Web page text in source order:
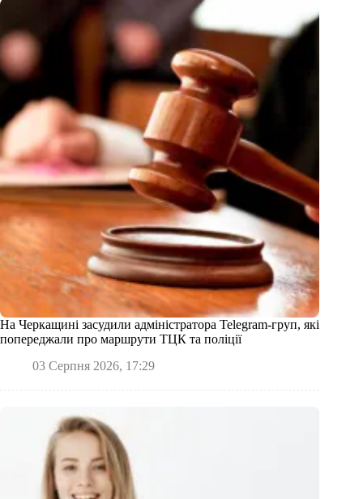
На Черкащині засудили адміністратора Telegram-груп, які
попереджали про маршрути ТЦК та поліції
03 Серпня 2026, 17:29